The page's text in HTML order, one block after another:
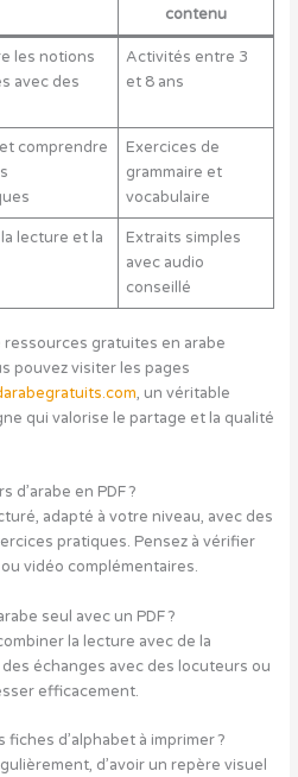
contenu
les notions
avec des
Activités entre 3
et 8 ans
comprendre
Exercices de
grammaire et
vocabulaire
lecture et la
Extraits simples
avec audio
conseillé
gratuites en arabe
pouvez visiter les pages
, un véritable
qui valorise le partage et la qualité
d’arabe en PDF ?
adapté à votre niveau, avec des
pratiques. Pensez à vérifier
vidéo complémentaires.
seul avec un PDF ?
la lecture avec de la
échanges avec des locuteurs ou
efficacement.
d’alphabet à imprimer ?
d’avoir un repère visuel